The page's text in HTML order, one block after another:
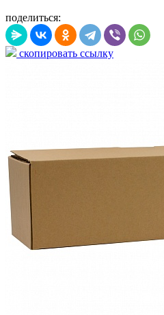
поделиться:
скопировать ссылку